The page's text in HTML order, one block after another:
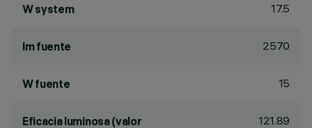
W system 17.5
lm fuente 2570
W fuente 15
Eficacia luminosa (valor 121.89